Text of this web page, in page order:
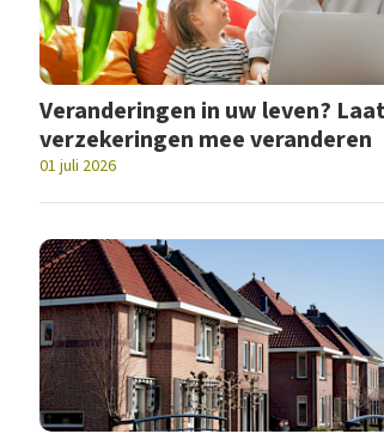
Veranderingen in uw leven?
verzekeringen mee veranderen
01 juli 2026